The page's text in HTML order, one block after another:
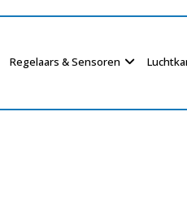
Regelaars & Sensoren